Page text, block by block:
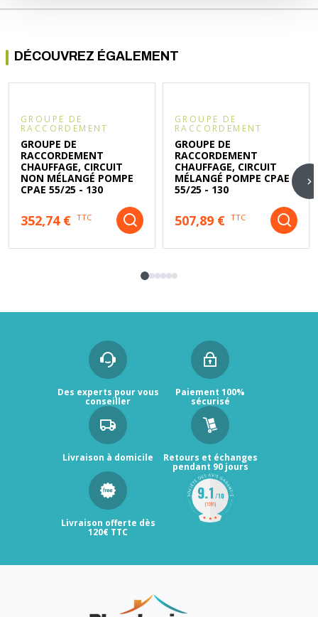
DÉCOUVREZ ÉGALEMENT
GROUPE DE
RACCORDEMENT
GROUPE DE
RACCORDEMENT
CHAUFFAGE, CIRCUIT
NON MÉLANGÉ POMPE
CPAE 55/25 - 130
352,74 € TTC
GROUPE DE
RACCORDEMENT
GROUPE DE
RACCORDEMENT
CHAUFFAGE, CIRCUIT
MÉLANGÉ POMPE CPAE
55/25 - 130
507,89 € TTC
Des experts pour vous
conseiller
Paiement 100%
sécurisé
Livraison à domicile Retours et échanges
pendant 90 jours
Livraison offerte dès
120€ TTC